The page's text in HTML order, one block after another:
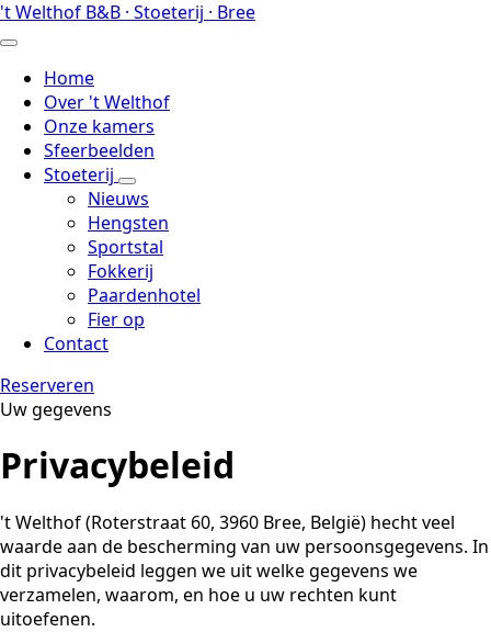
Ga
naar
de
hoofdinhoud
't Welthof B&B · Stoeterij · Bree
Home
Over 't Welthof
Onze kamers
Sfeerbeelden
Stoeterij
Nieuws
Hengsten
Sportstal
Fokkerij
Paardenhotel
Fier op
Contact
Reserveren
Uw gegevens
Privacybeleid
't Welthof (Roterstraat 60, 3960 Bree, België) hecht veel
waarde aan de bescherming van uw persoonsgegevens. In
dit privacybeleid leggen we uit welke gegevens we
verzamelen, waarom, en hoe u uw rechten kunt
uitoefenen.